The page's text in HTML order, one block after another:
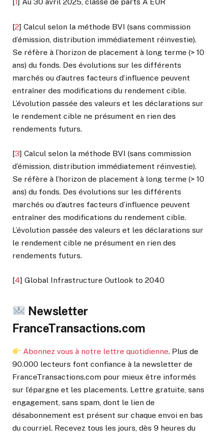
[1] Au 30 avril 2025, classe de parts A EUR
[2] Calcul selon la méthode BVI (sans commission
d’émission, distribution immédiatement réinvestie).
Se réfère à l’horizon de placement à long terme (> 10
ans) du fonds. Des évolutions sur les différents
marchés ou d’autres facteurs d’influence peuvent
entraîner des modifications du rendement cible.
L’évolution passée des valeurs et les déclarations sur
le rendement cible ne présument en rien des
rendements futurs.
[3] Calcul selon la méthode BVI (sans commission
d’émission, distribution immédiatement réinvestie).
Se réfère à l’horizon de placement à long terme (> 10
ans) du fonds. Des évolutions sur les différents
marchés ou d’autres facteurs d’influence peuvent
entraîner des modifications du rendement cible.
L’évolution passée des valeurs et les déclarations sur
le rendement cible ne présument en rien des
rendements futurs.
[4] Global Infrastructure Outlook to 2040
Newsletter
FranceTransactions.com
Abonnez vous à notre lettre quotidienne. Plus de
90.000 lecteurs font confiance à la newsletter de
FranceTransactions.com pour mieux être informés
sur l’épargne et les placements. Lettre gratuite, sans
engagement, sans spam, dont le lien de
désabonnement est présent sur chaque envoi en bas
du courriel. Recevez tous les jours, dès 9 heures du